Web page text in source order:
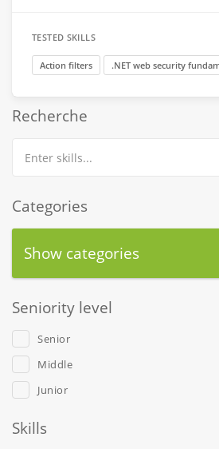
TESTED SKILLS
Action filters .NET web security
Recherche
Categories
Show categories
Seniority level
Senior
Middle
Junior
Skills